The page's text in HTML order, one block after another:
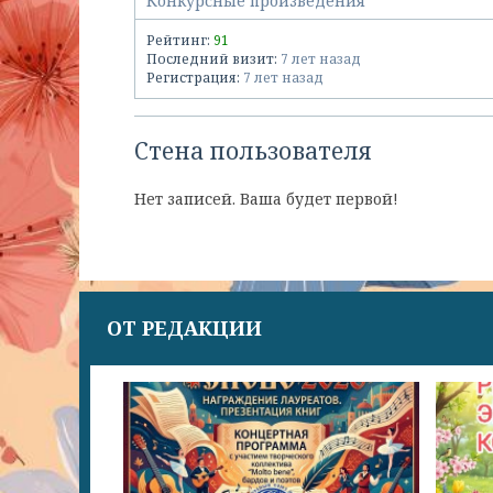
Рейтинг: 91
Последний визит: 7 лет назад
Регистрация: 7 лет назад
Стена пользователя
Нет записей. Ваша будет первой!
ОТ РЕДАКЦИИ